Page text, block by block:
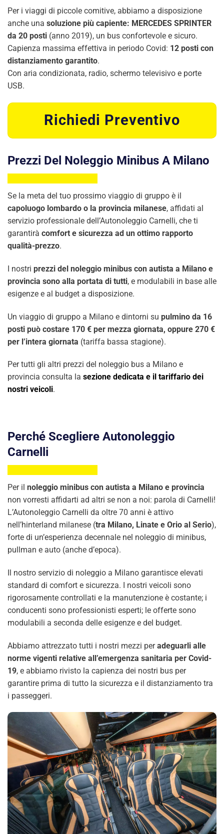
Per i viaggi di piccole comitive, abbiamo a disposizione
anche una soluzione più capiente: MERCEDES SPRINTER
da 20 posti (anno 2019), un bus confortevole e sicuro.
Capienza massima effettiva in periodo Covid: 12 posti con
distanziamento garantito.
Con aria condizionata, radio, schermo televisivo e porte
USB.
Richiedi Preventivo
Prezzi Del Noleggio Minibus A Milano
Se la meta del tuo prossimo viaggio di gruppo è il
capoluogo lombardo o la provincia milanese, affidati al
servizio professionale dell’Autonoleggio Carnelli, che ti
garantirà comfort e sicurezza ad un ottimo rapporto
qualità-prezzo.
I nostri prezzi del noleggio minibus con autista a Milano e
provincia sono alla portata di tutti, e modulabili in base alle
esigenze e al budget a disposizione.
Un viaggio di gruppo a Milano e dintorni su pulmino da 16
posti può costare 170 € per mezza giornata, oppure 270 €
per l’intera giornata (tariffa bassa stagione).
Per tutti gli altri prezzi del noleggio bus a Milano e
provincia consulta la sezione dedicata e il tariffario dei
nostri veicoli.
Perché Scegliere Autonoleggio
Carnelli
Per il noleggio minibus con autista a Milano e provincia
non vorresti affidarti ad altri se non a noi: parola di Carnelli!
L’Autonoleggio Carnelli da oltre 70 anni è attivo
nell’hinterland milanese (tra Milano, Linate e Orio al Serio),
forte di un’esperienza decennale nel noleggio di minibus,
pullman e auto (anche d’epoca).
Il nostro servizio di noleggio a Milano garantisce elevati
standard di comfort e sicurezza. I nostri veicoli sono
rigorosamente controllati e la manutenzione è costante; i
conducenti sono professionisti esperti; le offerte sono
modulabili a seconda delle esigenze e del budget.
Abbiamo attrezzato tutti i nostri mezzi peradeguarli alle
norme vigenti relative all’emergenza sanitaria per Covid-
19, e abbiamo rivisto la capienza dei nostri bus per
garantire prima di tutto la sicurezza e il distanziamento tra
i passeggeri.